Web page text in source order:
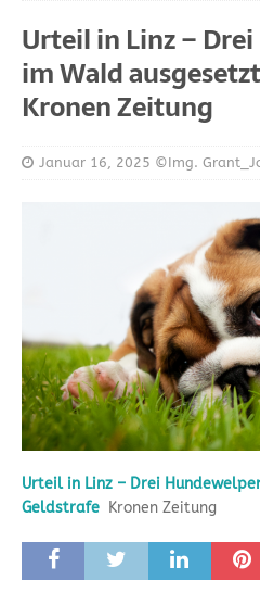
Urteil in Linz –
im Wald
Kronen Zeitung
Januar 16, 2025 ©Img.
Urteil in Linz – Drei
Geldstrafe Kronen Zeitung